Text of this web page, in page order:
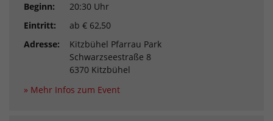
Beginn:
20:30 Uhr
Eintritt:
ab € 62,50
Adresse:
Kitzbühel Pfarrau Park
Schwarzseestraße 8
6370 Kitzbühel
» Mehr Infos zum Event